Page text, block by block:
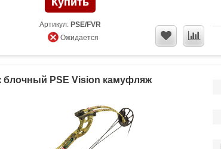
Артикул: PSE/FVR
Ожидается
блочный PSE Vision камуфляж